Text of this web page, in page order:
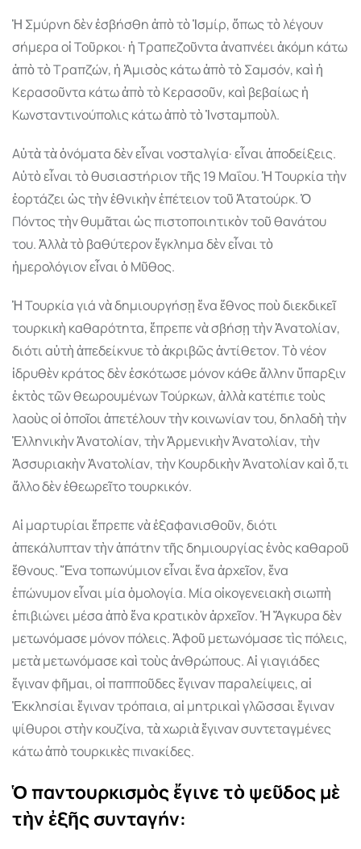
Ἡ Σµύρνη δὲν ἐσβήσθη ἀπὸ τὸ Ἰσµίρ, ὅπως τὸ λέγουν
σήµερα οἱ Τοῦρκοι· ἡ Τραπεζοῦντα ἀναπνέει ἀκόµη κάτω
ἀπὸ τὸ Τραπζών, ἡ Ἀµισὸς κάτω ἀπὸ τὸ Σαµσόν, καὶ ἡ
Κερασοῦντα κάτω ἀπὸ τὸ Κερασοῦν, καὶ βεβαίως ἡ
Κωνσταντινούπολις κάτω ἀπὸ τὸ Ἰνσταµποὺλ.
Αὐτὰ τὰ ὀνόµατα δὲν εἶναι νοσταλγία· εἶναι ἀποδείξεις.
Αὐτὸ εἶναι τὸ θυσιαστήριον τῆς 19 Μαΐου. Ἡ Τουρκία τὴν
ἑορτάζει ὡς τὴν ἐθνικὴν ἐπέτειον τοῦ Ἀτατούρκ. Ὁ
Πόντος τὴν θυµᾶται ὡς πιστοποιητικὸν τοῦ θανάτου
του. Ἀλλὰ τὸ βαθύτερον ἔγκληµα δὲν εἶναι τὸ
ἡµερολόγιον εἶναι ὁ Μῦθος.
Ἡ Τουρκία γιά νὰ δηµιουργήσῃ ἕνα ἔθνος ποὺ διεκδικεῖ
τουρκικὴ καθαρότητα, ἔπρεπε νὰ σβήσῃ τὴν Ἀνατολίαν,
διότι αὐτὴ ἀπεδείκνυε τὸ ἀκριβῶς ἀντίθετον. Τὸ νέον
ἱδρυθὲν κράτος δὲν ἐσκότωσε µόνον κάθε ἄλλην ὕπαρξιν
ἐκτὸς τῶν θεωρουµένων Τούρκων, ἀλλὰ κατέπιε τοὺς
λαοὺς οἱ ὁποῖοι ἀπετέλουν τὴν κοινωνίαν του, δηλαδὴ τὴν
Ἑλληνικὴν Ἀνατολίαν, τὴν Ἀρµενικὴν Ἀνατολίαν, τὴν
Ἀσσυριακὴν Ἀνατολίαν, τὴν Κουρδικὴν Ἀνατολίαν καὶ ὅ,τι
ἄλλο δὲν ἐθεωρεῖτο τουρκικόν.
Αἱ µαρτυρίαι ἔπρεπε νὰ ἐξαφανισθοῦν, διότι
ἀπεκάλυπταν τὴν ἀπάτην τῆς δηµιουργίας ἑνὸς καθαροῦ
ἔθνους. Ἕνα τοπωνύµιον εἶναι ἕνα ἀρχεῖον, ἕνα
ἐπώνυµον εἶναι µία ὁµολογία. Μία οἰκογενειακὴ σιωπὴ
ἐπιβιώνει µέσα ἀπὸ ἕνα κρατικὸν ἀρχεῖον. Ἡ Ἄγκυρα δὲν
µετωνόµασε µόνον πόλεις. Ἀφοῦ µετωνόµασε τὶς πόλεις,
µετὰ µετωνόµασε καὶ τοὺς ἀνθρώπους. Αἱ γιαγιάδες
ἔγιναν φῆµαι, οἱ παπποῦδες ἔγιναν παραλείψεις, αἱ
Ἐκκλησίαι ἔγιναν τρόπαια, αἱ µητρικαὶ γλῶσσαι ἔγιναν
ψίθυροι στὴν κουζίνα, τὰ χωριὰ ἔγιναν συντεταγµένες
κάτω ἀπὸ τουρκικὲς πινακίδες.
Ὁ παντουρκισµὸς ἔγινε τὸ ψεῦδος µὲ
τὴν ἐξῆς συνταγήν: